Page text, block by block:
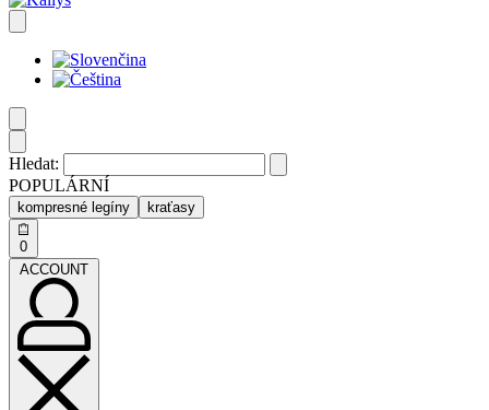
Hledat:
POPULÁRNÍ
kompresné legíny kraťasy
0
ACCOUNT